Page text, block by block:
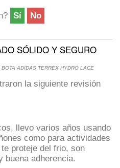
Sí No
SÓLIDO Y SEGURO
BOTA ADIDAS TERREX HYDRO LACE
la siguiente revisión
llevo varios años usando
como para actividades
proteje del frio, son
buena adherencia.